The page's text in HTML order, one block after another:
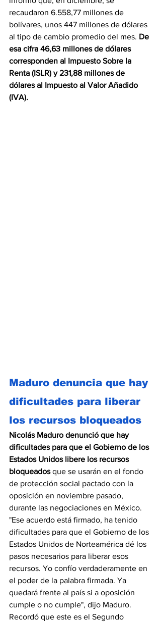
recaudaron 6.558,77 millones de
bolívares, unos 447 millones de dólares
al tipo de cambio promedio del mes. De
esa cifra 46,63 millones de dólares
corresponden al Impuesto Sobre la
Renta (ISLR) y 231,88 millones de
dólares al Impuesto al Valor Añadido
(IVA).
Maduro denuncia que hay
dificultades para liberar
los recursos bloqueados
Nicolás Maduro denunció que hay
dificultades para que el Gobierno de los
Estados Unidos libere los recursos
bloqueados que se usarán en el fondo
de protección social pactado con la
oposición en noviembre pasado,
durante las negociaciones en México.
"Ese acuerdo está firmado, ha tenido
dificultades para que el Gobierno de los
Estados Unidos de Norteamérica dé los
pasos necesarios para liberar esos
recursos. Yo confío verdaderamente en
el poder de la palabra firmada. Ya
quedará frente al país si a oposición
cumple o no cumple", dijo Maduro.
Recordó que este es el Segundo